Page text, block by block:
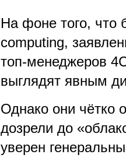
На фоне того, что
computing,
топ-менеджеров
выглядят явным
Однако они чётко
дозрели до
уверен